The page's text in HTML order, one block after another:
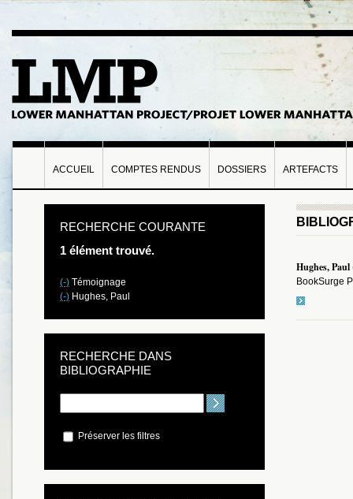
ACCUEIL COMPTES RENDUS DOSSIERS ARTEFACTS
Hughes, Paul
BookSurge
RECHERCHE COURANTE
1 élément trouvé.
(-) Témoignage
(-) Hughes, Paul
RECHERCHE DANS
BIBLIOGRAPHIE
Préserver les filtres